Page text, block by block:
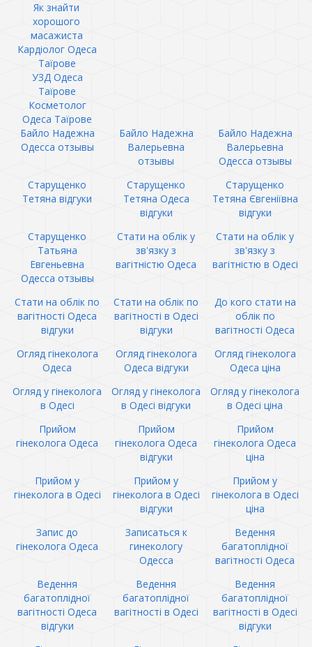
Як знайти
хорошого
масажиста
Кардіолог Одеса
Таїрове
УЗД Одеса
Таїрове
Косметолог
Одеса Таїрове
Байло Надежна
Одесса отзывы
Байло Надежна
Валерьевна
отзывы
Байло Надежна
Валерьевна
Одесса отзывы
Старущенко
Тетяна відгуки
Старущенко
Тетяна Одеса
відгуки
Старущенко
Тетяна Євгеніївна
відгуки
Старущенко
Татьяна
Евгеньевна
Одесса отзывы
Стати на облік у
зв'язку з
вагітністю Одеса
Стати на облік у
зв'язку з
вагітністю в Одесі
Стати на облік по
вагітності Одеса
відгуки
Стати на облік по
вагітності в Одесі
відгуки
До кого стати на
облік по
вагітності Одеса
Огляд гінеколога
Одеса
Огляд гінеколога
Одеса відгуки
Огляд гінеколога
Одеса ціна
Огляд у гінеколога
в Одесі
Огляд у гінеколога
в Одесі відгуки
Огляд у гінеколога
в Одесі ціна
Прийом
гінеколога Одеса
Прийом
гінеколога Одеса
відгуки
Прийом
гінеколога Одеса
ціна
Прийом у
гінеколога в Одесі
Прийом у
гінеколога в Одесі
відгуки
Прийом у
гінеколога в Одесі
ціна
Запис до
гінеколога Одеса
Записаться к
гинекологу
Одесса
Ведення
багатоплідної
вагітності Одеса
Ведення
багатоплідної
вагітності Одеса
відгуки
Ведення
багатоплідної
вагітності в Одесі
Ведення
багатоплідної
вагітності в Одесі
відгуки